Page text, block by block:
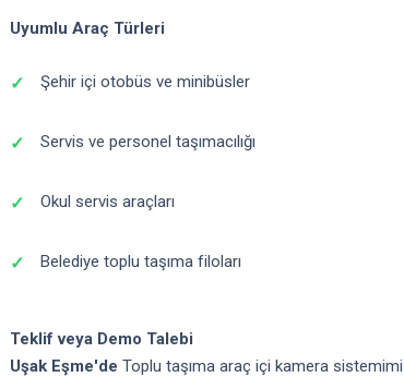
Uyumlu Araç Türleri
Şehir içi otobüs ve minibüsler
Servis ve personel taşımacılığı
Okul servis araçları
Belediye toplu taşıma filoları
Teklif veya Demo Talebi
Uşak Eşme'de Toplu taşıma araç içi kamera